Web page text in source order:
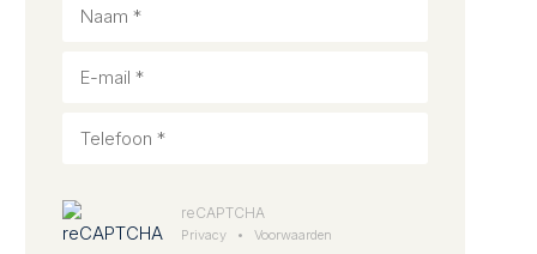
reCAPTCHA
Privacy • Voorwaarden